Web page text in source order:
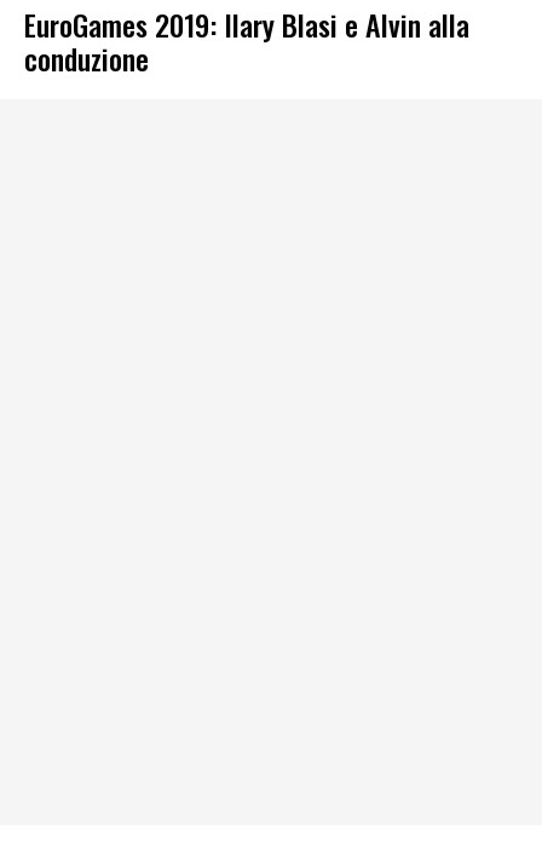
EuroGames 2019: Ilary Blasi e Alvin alla
conduzione